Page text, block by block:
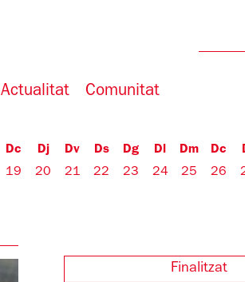
Actualitat Comunitat
Dc
19
Dj
20
Dv
21
Ds
22
Dg
23
Dl
24
Dm
25
Dc
26
Finalitzat